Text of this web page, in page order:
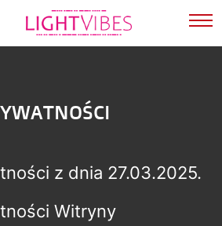
z dnia 27.03.2025.
Witryny